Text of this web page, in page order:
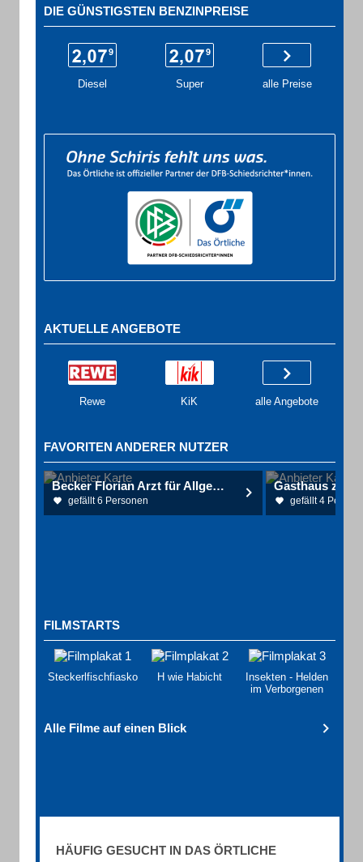
DIE GÜNSTIGSTEN BENZINPREISE
Diesel Super alle Preise
AKTUELLE ANGEBOTE
Rewe KiK alle Angebote
FAVORITEN ANDERER NUTZER
Becker Florian Arzt für Allgemeinmedizin
gefällt 6 Personen gefällt 4
FILMSTARTS
Steckerlfischfiasko H wie Habicht
Insekten - Helden
im Verborgenen
Alle Filme auf einen Blick
HÄUFIG GESUCHT IN DAS ÖRTLICHE